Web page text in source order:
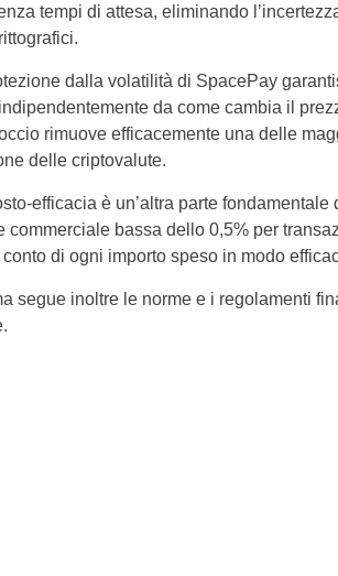
tempi di attesa, eliminando
dalla volatilità di SpacePay
da come cambia il
rimuove efficacemente una delle
delle criptovalute.
efficacia è un’altra parte
commerciale bassa dello 0,5% per
di ogni importo speso in modo
segue inoltre le norme e i regolamenti